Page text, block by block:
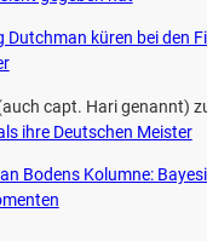
Dutchman küren bei den
capt. Hari genannt)
ihre Deutschen Meister
Bodens Kolumne: